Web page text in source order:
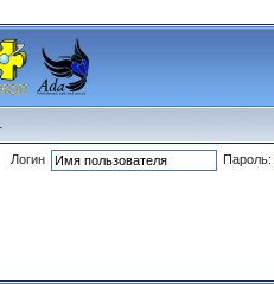
Логин Пароль: